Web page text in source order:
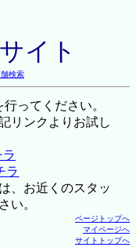
イト
舗検索
ってください。
リンクよりお試し
ラ
ラ
、お近くのスタッ
い。
ページトップへ
マイページへ
サイトトップへ